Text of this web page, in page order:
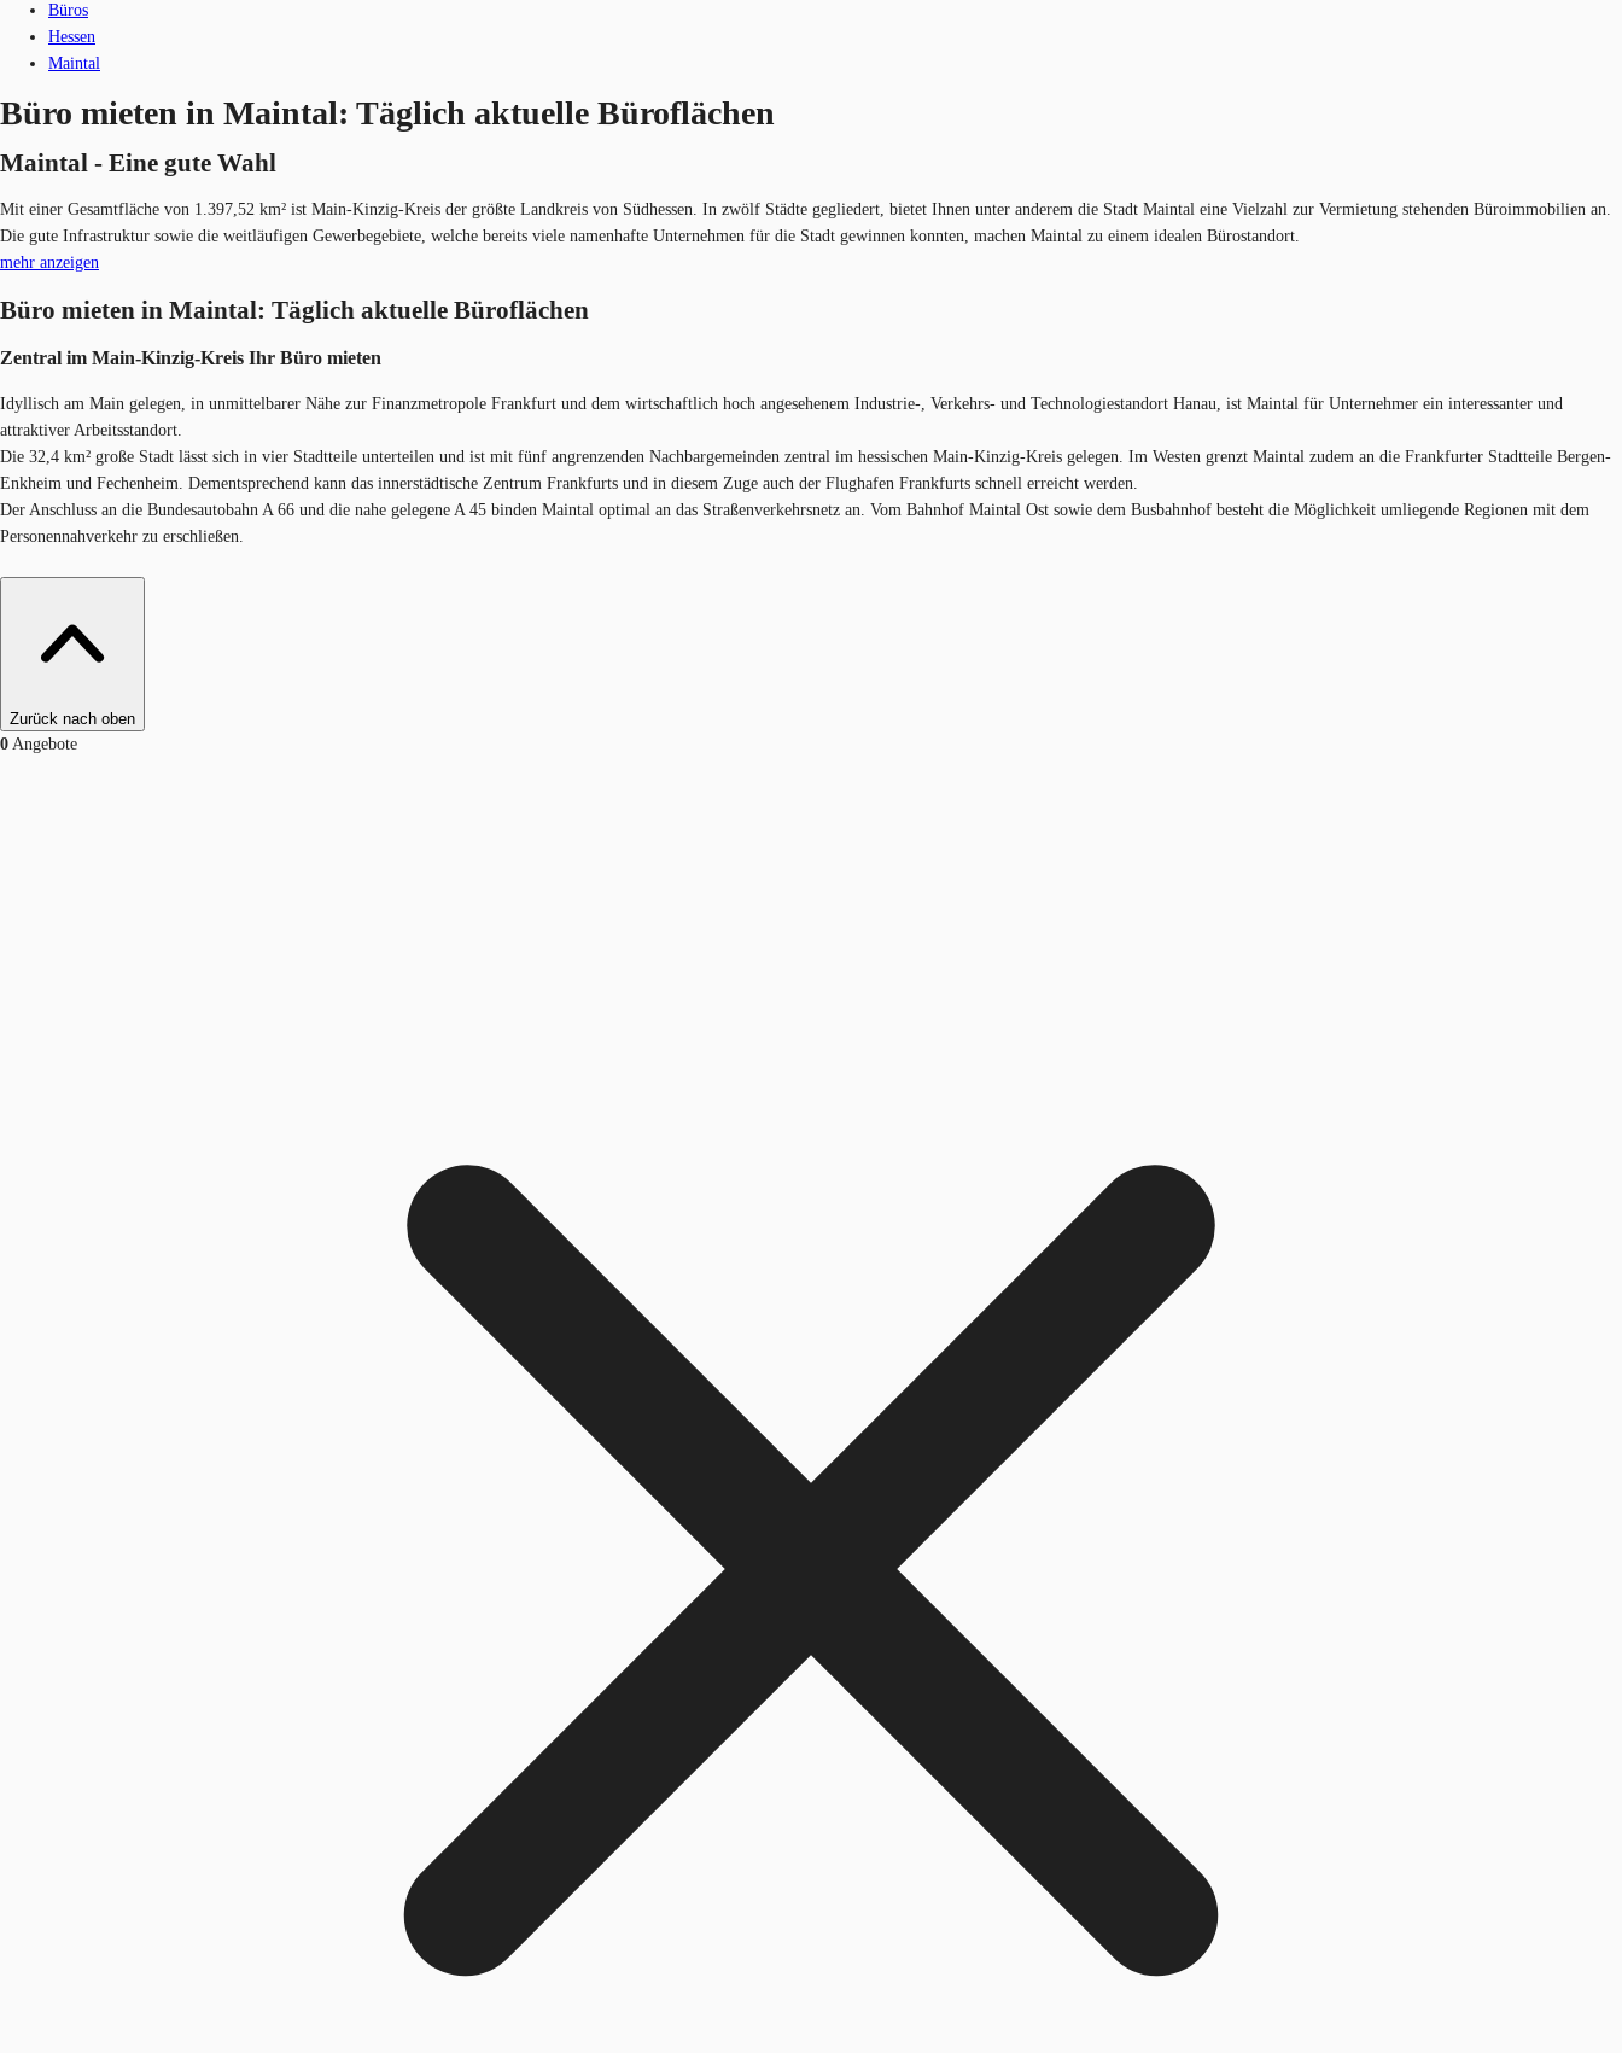
Büros
Hessen
Maintal
Büro mieten in Maintal: Täglich aktuelle Büroflächen
Maintal - Eine gute Wah​l
Mit einer Gesamtfläche von 1.397,52 km² ist Main-Kinzig-Kreis der größte Landkreis von Südhessen. In zwölf Städte gegliedert, bietet Ihnen unter anderem die Stadt Maintal eine Vielzahl zur Vermietung stehenden Büroimmobilien an.
Die gute Infrastruktur sowie die weitläufigen Gewerbegebiete, welche bereits viele namenhafte Unternehmen für die Stadt gewinnen konnten, machen Maintal zu einem idealen Bürostandort.
mehr anzeigen
Büro mieten in Maintal: Täglich aktuelle Büroflächen
Zentral im Main-Kinzig-Kreis Ih​r Büro mieten
Idyllisch am Main gelegen, in unmittelbarer Nähe zur Finanzmetropole Frankfurt und dem wirtschaftlich hoch angesehenem Industrie-, Verkehrs- und Technologiestandort Hanau, ist Maintal für Unternehmer ein interessanter und
attraktiver Arbeitsstandort.
Die 32,4 km² große Stadt lässt sich in vier Stadtteile unterteilen und ist mit fünf angrenzenden Nachbargemeinden zentral im hessischen Main-Kinzig-Kreis gelegen. Im Westen grenzt Maintal zudem an die Frankfurter Stadtteile Bergen-
Enkheim und Fechenheim. Dementsprechend kann das innerstädtische Zentrum Frankfurts und in diesem Zuge auch der Flughafen Frankfurts schnell erreicht werden.
Der Anschluss an die Bundesautobahn A 66 und die nahe gelegene A 45 binden Maintal optimal an das Straßenverkehrsnetz an. Vom Bahnhof Maintal Ost sowie dem Busbahnhof besteht die Möglichkeit umliegende Regionen mit dem
Personennahverkehr zu erschließen.​
Zurück nach oben
0 Angebote